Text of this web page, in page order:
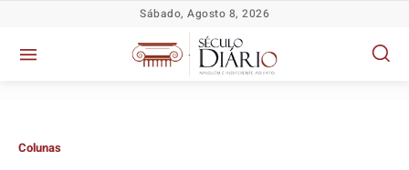
Sábado, Agosto 8, 2026
Colunas